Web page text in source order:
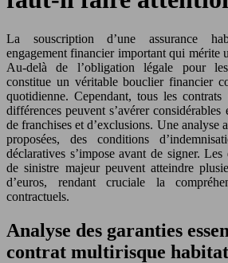
La souscription d’une assurance
engagement financier important qui mérite
Au-delà de l’obligation légale pour
constitue un véritable bouclier financier
quotidienne. Cependant, tous les
différences peuvent s’avérer considérables
de franchises et d’exclusions. Une analyse
proposées, des conditions
déclaratives s’impose avant de signer.
de sinistre majeur peuvent atteindre
d’euros, rendant cruciale la
contractuels.
Analyse des garanties
contrat multirisque